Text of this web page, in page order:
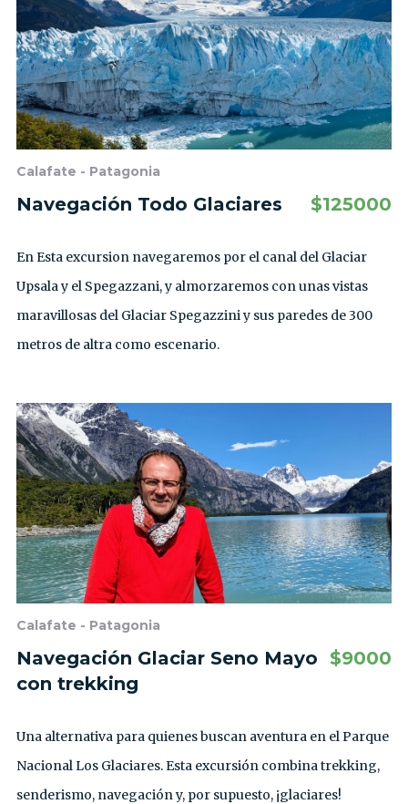
Calafate - Patagonia
Navegación Todo Glaciares $125000
En Esta excursion navegaremos por el canal del Glaciar
Upsala y el Spegazzani, y almorzaremos con unas vistas
maravillosas del Glaciar Spegazzini y sus paredes de 300
metros de altra como escenario.
Calafate - Patagonia
Navegación Glaciar Seno Mayo
con trekking
$9000
Una alternativa para quienes buscan aventura en el Parque
Nacional Los Glaciares. Esta excursión combina trekking,
senderismo, navegación y, por supuesto, ¡glaciares!